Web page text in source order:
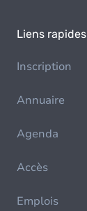
Liens rapides
Inscription
Annuaire
Agenda
Accès
Emplois